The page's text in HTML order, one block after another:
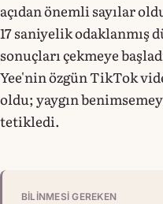
açıdan önemli sayılar
17 saniyelik odaklanmış
sonuçları çekmeye
Yee'nin özgün TikTok
oldu; yaygın
tetikledi.
BILINMESI GEREKEN